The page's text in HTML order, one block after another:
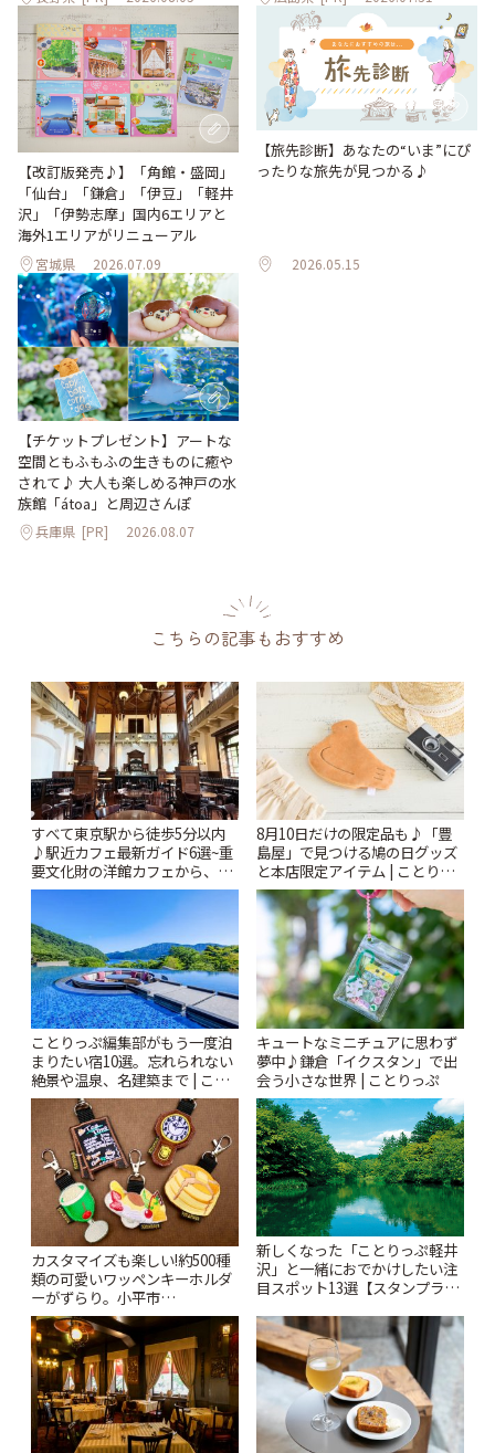
【改訂版発売♪】「角館・盛岡」
「仙台」「鎌倉」「伊豆」「軽井
沢」「伊勢志摩」国内6エリアと
海外1エリアがリニューアル
宮城県 2026.07.09
【旅先診断】あなたの“いま”にぴ
ったりな旅先が見つかる♪
2026.05.15
【チケットプレゼント】アートな
空間ともふもふの生きものに癒や
されて♪ 大人も楽しめる神戸の水
族館「átoa」と周辺さんぽ
兵庫県 [PR] 2026.08.07
こちらの記事もおすすめ
すべて東京駅から徒歩5分以内
♪駅近カフェ最新ガイド6選~重
要文化財の洋館カフェから、改
札すぐのレトロ喫茶まで~ | こと
8月10日だけの限定品も♪「豊
島屋」で見つける鳩の日グッズ
と本店限定アイテム | ことりっ
ぷ
ことりっぷ編集部がもう一度泊
まりたい宿10選。忘れられない
絶景や温泉、名建築まで | こと
りっぷ
キュートなミニチュアに思わず
夢中♪鎌倉「イクスタン」で出
会う小さな世界 | ことりっぷ
カスタマイズも楽しい!約500種
類の可愛いワッペンキーホルダ
ーがずらり。小平市
「Kimamaya T&K」 | ことりっ
ぷ
新しくなった「ことりっぷ軽井
沢」と一緒におでかけしたい注
目スポット13選【スタンプラリ